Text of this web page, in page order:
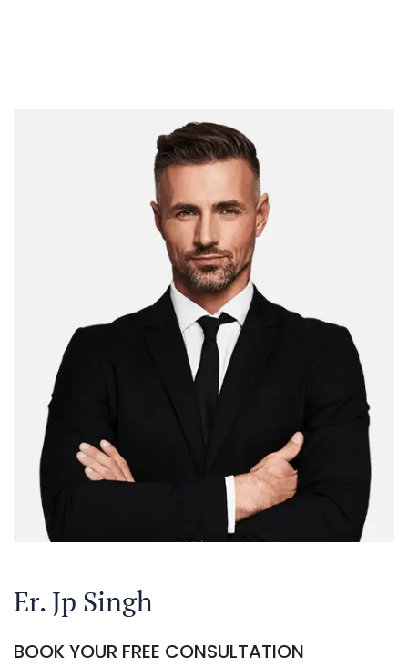
Er. Jp Singh
BOOK YOUR FREE CONSULTATION